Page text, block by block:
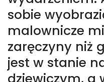
sobie
malownicze
zaręczyny niż
jest w stanie